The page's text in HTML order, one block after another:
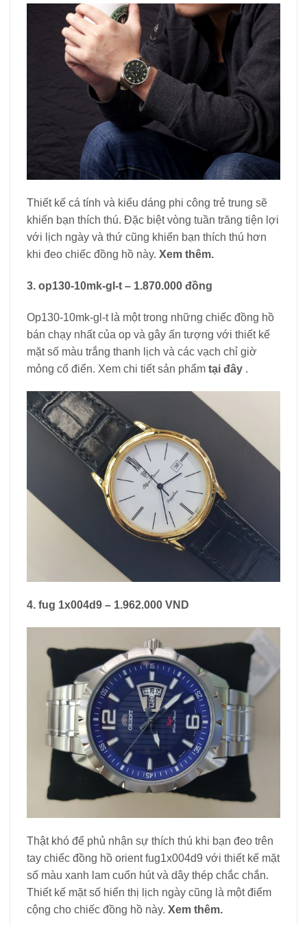
Thiết kế cá tính và kiểu dáng phi công trẻ trung sẽ
khiến bạn thích thú. Đặc biệt vòng tuần trăng tiện lợi
với lịch ngày và thứ cũng khiến bạn thích thú hơn
khi đeo chiếc đồng hồ này. Xem thêm.
3. op130-10mk-gl-t – 1.870.000 đồng
Op130-10mk-gl-t là một trong những chiếc đồng hồ
bán chạy nhất của op và gây ấn tượng với thiết kế
mặt số màu trắng thanh lịch và các vạch chỉ giờ
mỏng cổ điển. Xem chi tiết sản phẩm tại đây .
4. fug 1x004d9 – 1.962.000 VND
Thật khó để phủ nhận sự thích thú khi bạn đeo trên
tay chiếc đồng hồ orient fug1x004d9 với thiết kế mặt
số màu xanh lam cuốn hút và dây thép chắc chắn.
Thiết kế mặt số hiển thị lịch ngày cũng là một điểm
cộng cho chiếc đồng hồ này. Xem thêm.